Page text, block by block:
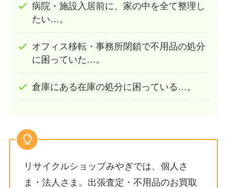
病院・施設入居前に、家の中を全て整理し
たい…。
オフィス移転・事務所閉鎖で不用品の処分
に困っていた…。
倉庫にある在庫の処分に困っている…。
リサイクルショップみやぎでは、個人さ
ま・法人さま。出張査定・不用品のお買取